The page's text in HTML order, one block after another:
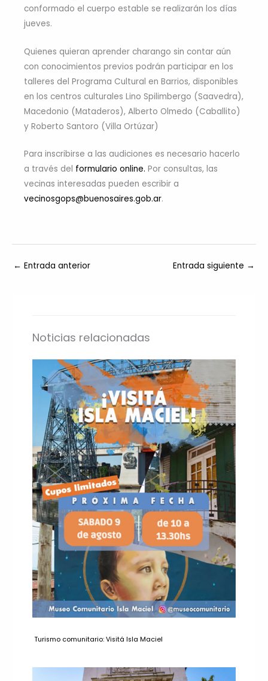
conformado el cuerpo estable se realizarán los días
jueves.
Quienes quieran aprender charango sin contar aún
con conocimientos previos podrán participar en los
talleres del Programa Cultural en Barrios, disponibles
en los centros culturales Lino Spilimbergo (Saavedra),
Macedonio (Mataderos), Alberto Olmedo (Caballito)
y Roberto Santoro (Villa Ortúzar)
Para inscribirse a las audiciones es necesario hacerlo
a través del formulario online. Por consultas, las
vecinas interesadas pueden escribir a
vecinosgops@buenosaires.gob.ar.
← Entrada anterior Entrada siguiente →
Noticias relacionadas
Turismo comunitario: Visitá Isla Maciel